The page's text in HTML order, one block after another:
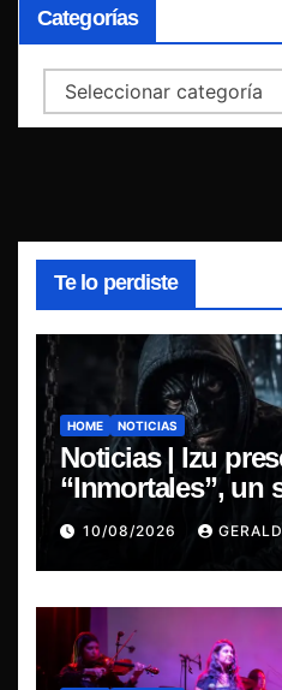
Categorías
Categorías
Te lo perdiste
HOME NOTICIAS
Noticias | Izu
“Inmortales”, un
marca su
10/08/2026